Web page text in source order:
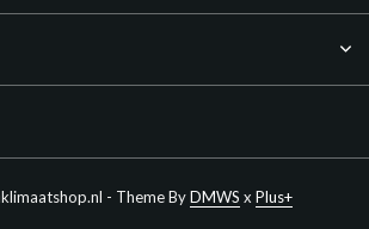
- Theme ByDMWS x Plus+